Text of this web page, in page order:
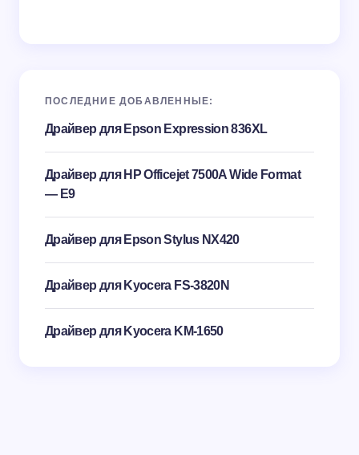
ПОСЛЕДНИЕ ДОБАВЛЕННЫЕ:
Драйвер для Epson Expression 836XL
Драйвер для HP Officejet 7500A Wide Format
— E9
Драйвер для Epson Stylus NX420
Драйвер для Kyocera FS-3820N
Драйвер для Kyocera KM-1650